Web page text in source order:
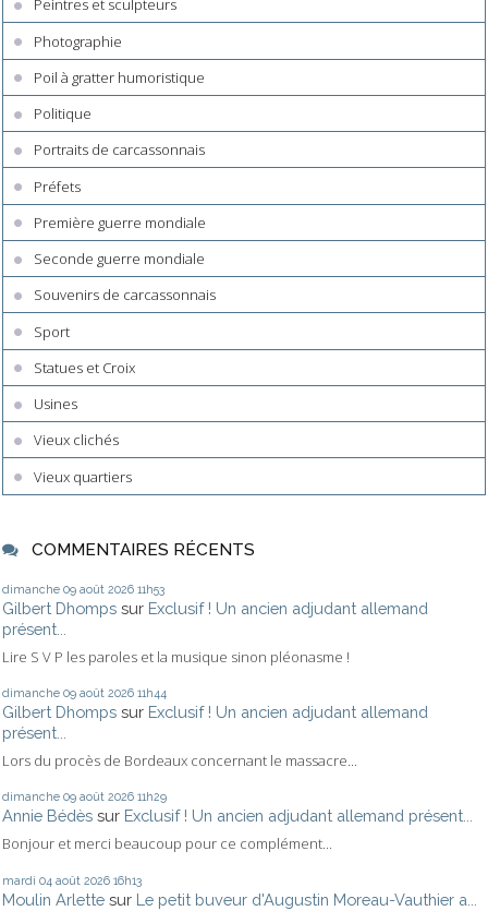
Peintres et sculpteurs
Photographie
Poil à gratter humoristique
Politique
Portraits de carcassonnais
Préfets
Première guerre mondiale
Seconde guerre mondiale
Souvenirs de carcassonnais
Sport
Statues et Croix
Usines
Vieux clichés
Vieux quartiers
COMMENTAIRES RÉCENTS
dimanche 09 août 2026 11h53
Gilbert Dhomps sur Exclusif ! Un ancien adjudant allemand
présent...
Lire S V P les paroles et la musique sinon pléonasme !
dimanche 09 août 2026 11h44
Gilbert Dhomps sur Exclusif ! Un ancien adjudant allemand
présent...
Lors du procès de Bordeaux concernant le massacre...
dimanche 09 août 2026 11h29
Annie Bédès sur Exclusif ! Un ancien adjudant allemand présent...
Bonjour et merci beaucoup pour ce complément...
mardi 04 août 2026 16h13
Moulin Arlette sur Le petit buveur d'Augustin Moreau-Vauthier a...